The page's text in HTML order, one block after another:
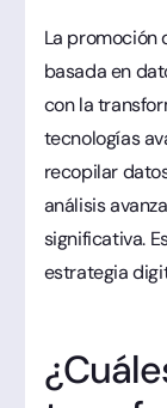
La promoción
basada en
con la
tecnologías
recopilar
análisis
significativa.
estrategia